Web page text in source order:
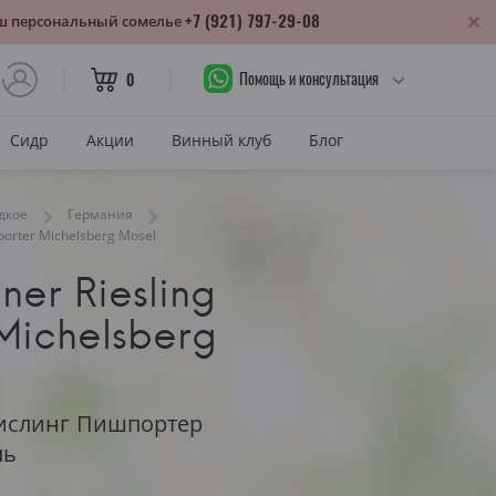
0 Помощь и консультация
край
Сидр Акции Винный клуб Блог
Германия
Michelsberg Mosel
Riesling
Пишпортер
персональный сомелье+7 (921) 797-29-08